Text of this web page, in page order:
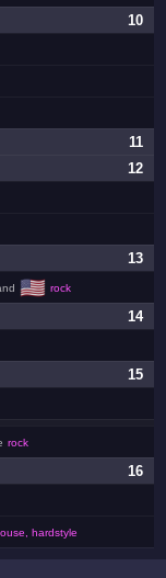
10
11
12
13
🇺🇸 rock
14
15
rock
16
hardstyle